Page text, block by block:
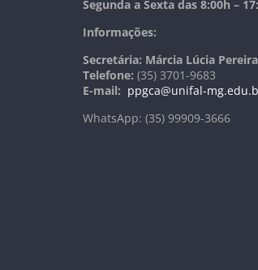
Segunda a Sexta das 8:00h –
Informações:
Secretária: Márcia Lúcia
Telefone: (35) 3701-9683
E-mail: ppgca@unifal-
WhatsApp: (35) 99909-3666